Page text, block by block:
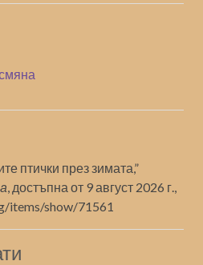
птички през зимата,”
, достъпна от 9 август 2026 г.,
items/show/71561